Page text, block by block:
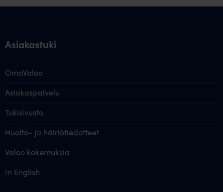
Asiakastuki
OmaValoo
Asiakaspalvelu
Tukisivusto
Huolto- ja häiriötiedotteet
Valoo kokemuksia
In English